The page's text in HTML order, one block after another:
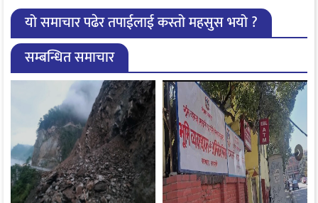
यो समाचार पढेर तपाईलाई कस्तो महसुस भयो ?
सम्बन्धित समाचार